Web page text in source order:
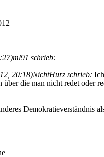
ml91 schrieb:
20:18)NichtHurz schrieb:
über die man nicht redet oder
Demokratieverständnis